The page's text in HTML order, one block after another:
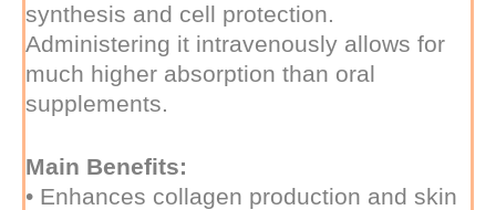
synthesis and cell protection.
Administering it intravenously allows for
much higher absorption than oral
supplements.
Main Benefits:
• Enhances collagen production and skin